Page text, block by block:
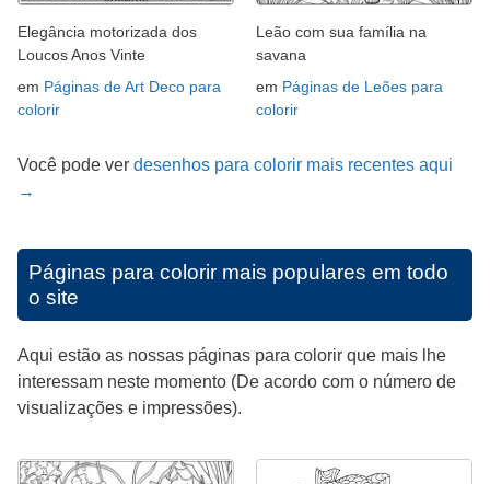
Elegância motorizada dos
Loucos Anos Vinte
em Páginas de Art Deco para
colorir
Leão com sua família na
savana
em Páginas de Leões para
colorir
Você pode ver desenhos para colorir mais recentes aqui
→
Páginas para colorir mais populares em todo
o site
Aqui estão as nossas páginas para colorir que mais lhe
interessam neste momento (De acordo com o número de
visualizações e impressões).